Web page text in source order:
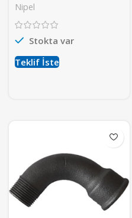
Nipel
Stokta var
Teklif İste